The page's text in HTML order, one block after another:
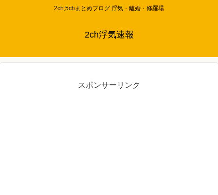
2ch,5chまとめブログ 浮気・離婚・修羅場
2ch浮気速報
スポンサーリンク